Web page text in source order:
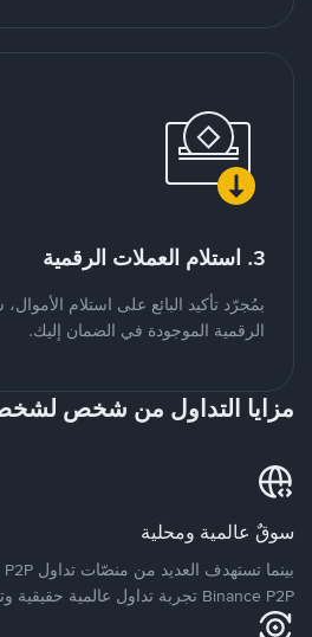
3. استلام العملات الرقمية
بمُجرّد تأكيد البائع على استلام
الرقمية الموجودة في الضمان إليك.
مزايا التداول من شخص
سوقٌ عالمية ومحلية
Binance P2P تجربة تداول عالمية حقيقية وتدعم أكثر من 70 عملة محلية.